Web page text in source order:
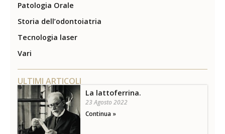
Patologia Orale
Storia dell’odontoiatria
Tecnologia laser
Vari
ULTIMI ARTICOLI
La lattoferrina.
23 Agosto 2022
Continua »